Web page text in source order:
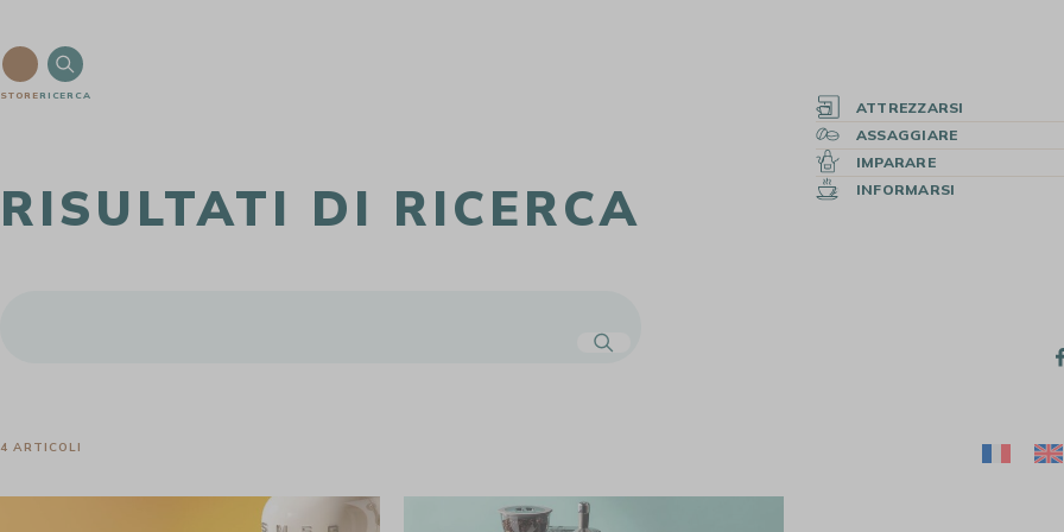
STORE RICERCA
ATTREZZARSI
ASSAGGIARE
IMPARARE
INFORMARSI
RISULTATI DI RICERCA
4 ARTICOLI